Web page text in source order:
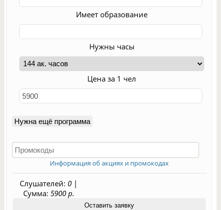
Имеет образование
Нужны часы
Цена за 1 чел
Нужна ещё программа
Информация об акциях и промокодах
Слушателей: 0 |
Сумма: 5900 р.